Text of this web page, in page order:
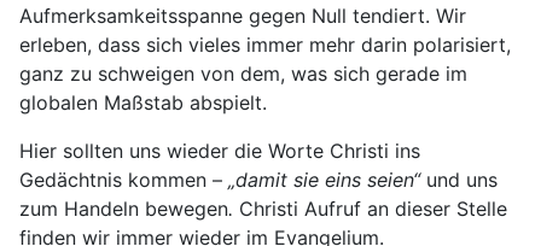
Aufmerksamkeitsspanne gegen Null tendiert. Wir
erleben, dass sich vieles immer mehr darin polarisiert,
ganz zu schweigen von dem, was sich gerade im
globalen Maßstab abspielt.
Hier sollten uns wieder die Worte Christi ins
Gedächtnis kommen – „damit sie eins seien“ und uns
zum Handeln bewegen. Christi Aufruf an dieser Stelle
finden wir immer wieder im Evangelium.